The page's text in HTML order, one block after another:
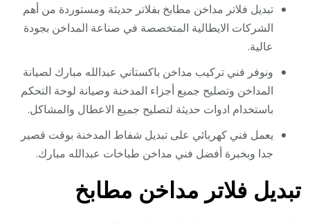
تبديل فلاتر مداخن مطابخ بفلاتر حديثة ومستوردة من أهم
الشركات الايطالية المتخصصة في صناعة المداخن بجودة
عالية.
ونوفر فني تركيب مداخن باكستاني عبدالله مبارك لصيانة
المداخن وتصليح جميع أجزاء المدخنة وصيانة لوحة التحكم
باستخدام ادوات حديثة لتصليح جميع الاعطال والمشاكل.
يعمل فني كهربائي على تبديل شفاط المدخنة بوقت قصير
جدا وبخبرة أفضل فني مداخن طباخات عبدالله مبارك.
تبديل فلاتر مداخن مطابخ